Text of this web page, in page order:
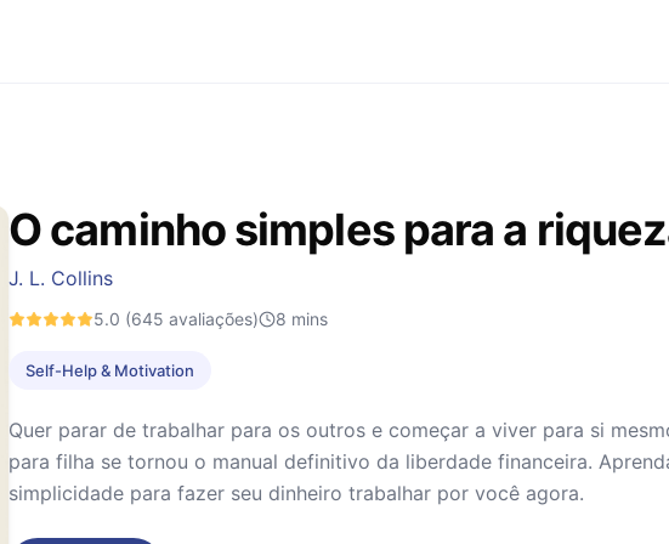
O caminho simples para a
J. L. Collins
5.0 (645 avaliações) 8 mins
Self-Help & Motivation
Quer parar de trabalhar para os outros e começar a viver para si
para filha se tornou o manual definitivo da liberdade financeira.
simplicidade para fazer seu dinheiro trabalhar por você agora.